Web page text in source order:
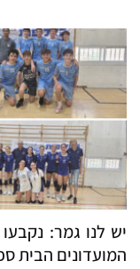
יש לנו גמר:
המועדונים הבית